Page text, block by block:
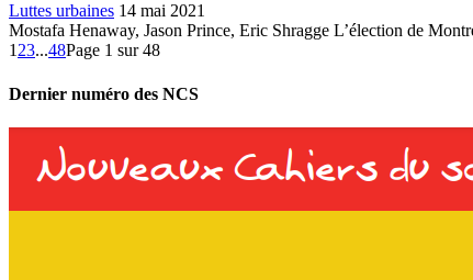
Luttes urbaines 14 mai 2021
Mostafa Henaway, Jason Prince, Eric Shragge L’élection de
1 23...48Page 1 sur 48
Dernier numéro des NCS